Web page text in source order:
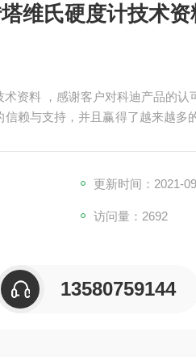
维氏硬度计技术资
资料 ，感谢客户对科迪产品的认
赖与支持，并且赢得了越来越多
更新时间：2021-
访问量：2692
13580759144